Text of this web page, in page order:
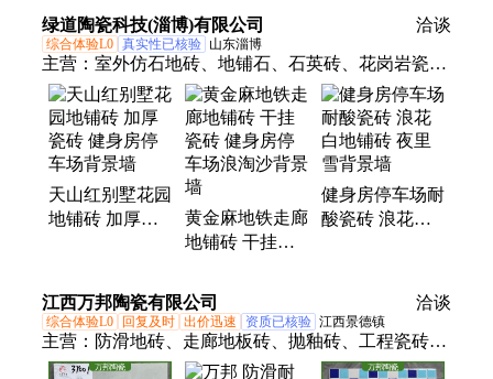
足 快速发货
建材 迅速发货
绿道陶瓷科技(淄博)有限公司 洽谈
综合体验L0 真实性已核验 山东淄博
主营： 室外仿石地砖、地铺石、石英砖、花岗岩瓷
砖、陶瓷pc砖、Pc仿石砖、幕墙砖、庭院砖、外墙干
挂砖、幕墙景观砖、陶瓷景观砖
天山红别墅花园
地铺砖 加厚瓷
黄金麻地铁走廊
地铺砖 干挂瓷
场浪淘沙背景墙
健身房停车场耐
酸瓷砖 浪花白
江西万邦陶瓷有限公司
洽谈
综合体验L0 回复及时 出价迅速 资质已核验 江西景德镇
主营： 防滑地砖、走廊地板砖、抛釉砖、工程瓷砖定
制、学校工程瓷砖、医院工程瓷砖、工程瓷砖批发、